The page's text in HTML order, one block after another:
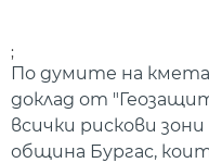
;
По думите на
доклад от
всички рискови
община Бургас,